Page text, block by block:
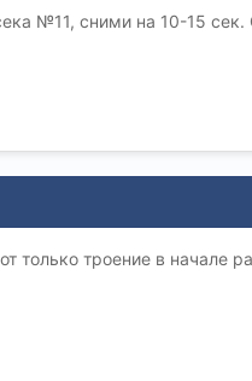
№11, сними на 10-15
только троение в начале